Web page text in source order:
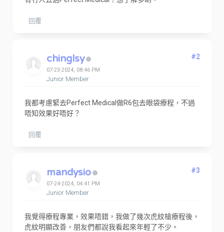
回覆
chinglsy
07-23-2024, 08:46 PM
Junior Member
#2
我都考慮緊去Perfect Medical做R6包去眼袋療程，不過
唔知效果好唔好？
回覆
mandysio
07-24-2024, 04:41 PM
Junior Member
#3
我覺得療程專業，效果唔錯，我做了幾次虎紋槍療程後，
虎紋明顯改善，朋友們都說我看起來年輕了不少。